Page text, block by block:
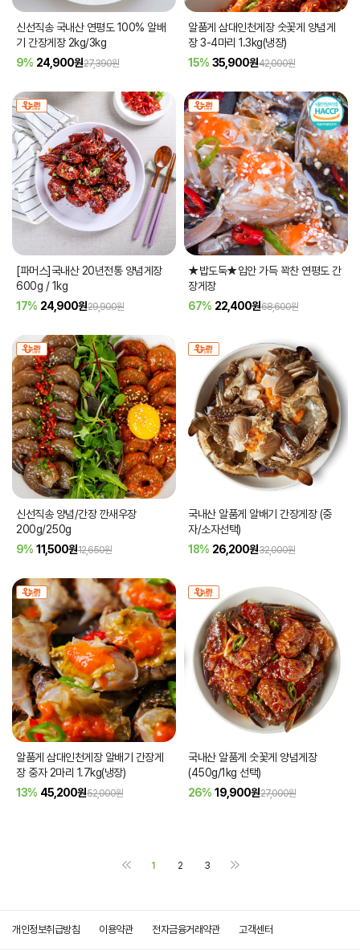
신선직송 국내산 연평도 100% 알배
기 간장게장 2kg/3kg
9% 24,900원27,390원
알품게 삼대인천게장 숫꽃게 양념게
장 3-4마리 1.3kg(냉장)
15% 35,900원42,000원
[파머스]국내산 20년전통 양념게장
600g / 1kg
17% 24,900원29,900원
★밥도둑★입안 가득 꽉찬 연평도 간
장게장
67% 22,400원68,600원
신선직송 양념/간장 깐새우장
200g/250g
9% 11,500원12,650원
국내산 알품게 알배기 간장게장 (중
자/소자선택)
18% 26,200원32,000원
알품게 삼대인천게장 알배기 간장게
장 중자 2마리 1.7kg(냉장)
13% 45,200원52,000원
국내산 알품게 숫꽃게 양념게장
(450g/1kg 선택)
26% 19,900원27,000원
1 2 3
개인정보취급방침 이용약관 전자금융거래약관 고객센터